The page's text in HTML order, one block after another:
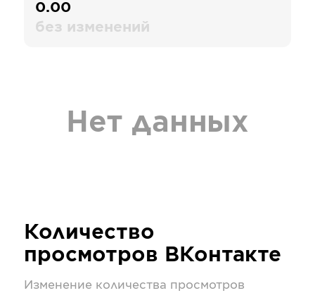
0.00
без изменений
Нет данных
Количество
просмотров ВКонтакте
Изменение количества просмотров